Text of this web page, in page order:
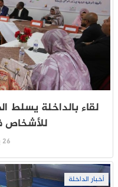
لقاء بالداخلة يسلط
للأشخاص
26 يوليو 2026
أخبار الداخلة